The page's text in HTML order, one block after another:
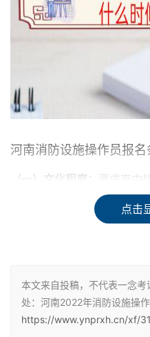
河南消防设施操作员报名
（一）文化程度： 要求高中
（二）职业能力特征： 具有
（三）初级消防设施操作
1、累计从事本职业或相关
点击
本文来自投稿，不代表一念
处：河南2022年消防设施操
https://www.ynprxh.cn/xf/